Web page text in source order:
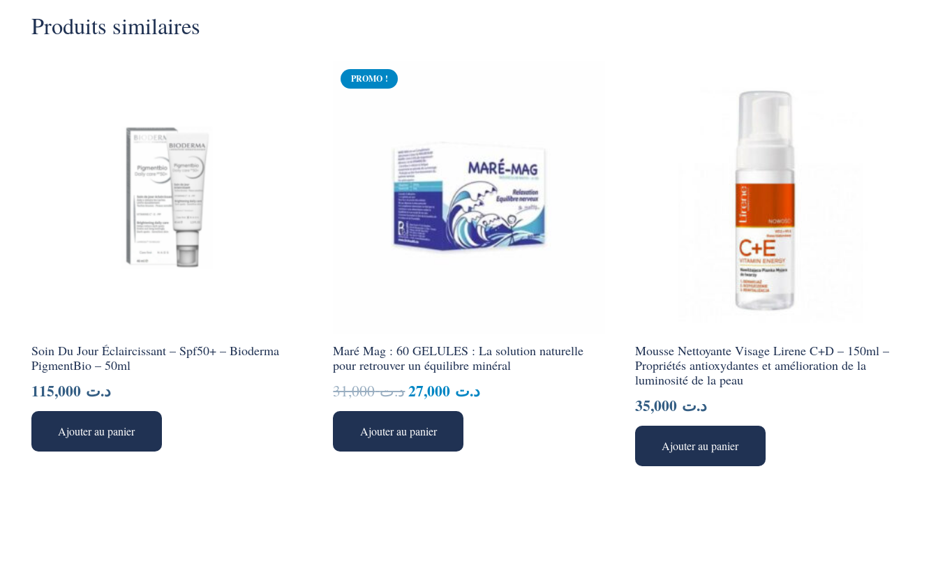
Produits similaires
Soin Du Jour Éclaircissant – Spf50+ – Bioderma
PigmentBio – 50ml
د.ت
Ajouter au panier
PROMO !
Maré Mag : 60 GELULES : La solution naturelle
pour retrouver un équilibre minéral
د.ت31,000
Le
prix
initial
était :
د.تLe
Ajouter au panier
Mousse Nettoyante Visage Lirene C+D – 150ml –
Propriétés antioxydantes et amélioration de la
luminosité de la peau
د.ت 35,000
Ajouter au panier